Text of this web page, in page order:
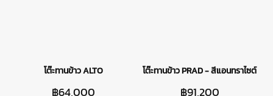
โต๊ะทานข้าว ALTO
฿64,000
โต๊ะทานข้าว PRAD - สีแอนทราไซต์
฿91,200